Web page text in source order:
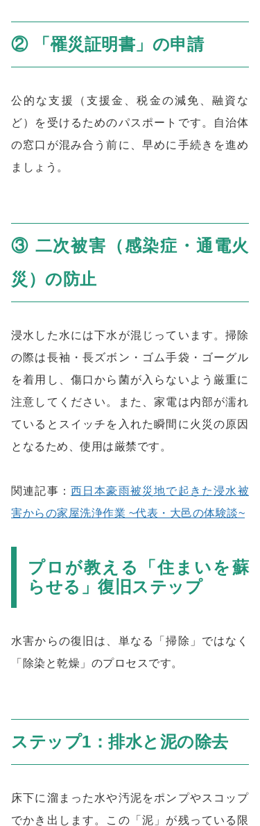
② 「罹災証明書」の申請
公的な支援（支援金、税金の減免、融資な
ど）を受けるためのパスポートです。自治体
の窓口が混み合う前に、早めに手続きを進め
ましょう。
③ 二次被害（感染症・通電火
災）の防止
浸水した水には下水が混じっています。掃除
の際は長袖・長ズボン・ゴム手袋・ゴーグル
を着用し、傷口から菌が入らないよう厳重に
注意してください。また、家電は内部が濡れ
ているとスイッチを入れた瞬間に火災の原因
となるため、使用は厳禁です。
関連記事： 西日本豪雨被災地で起きた浸水被
害からの家屋洗浄作業 ~代表・大邑の体験談~
プロが教える「住まいを蘇
らせる」復旧ステップ
水害からの復旧は、単なる「掃除」ではなく
「除染と乾燥」のプロセスです。
ステップ1：排水と泥の除去
床下に溜まった水や汚泥をポンプやスコップ
でかき出します。この「泥」が残っている限